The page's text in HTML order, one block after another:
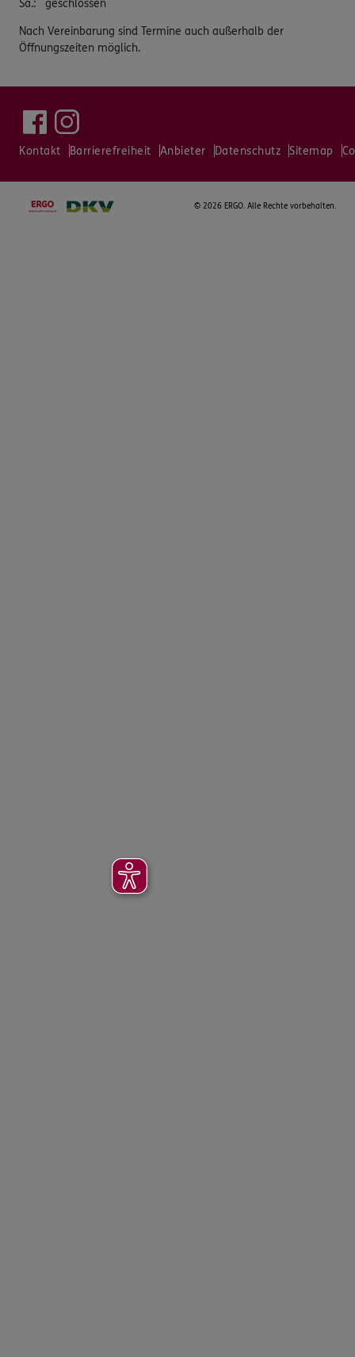
Sa.: geschlossen
Nach Vereinbarung sind Termine auch außerhalb der
Öffnungszeiten möglich.
Kontakt Barrierefreiheit Anbieter Datenschutz Sitemap
© 2026 ERGO. Alle Rechte vorbehalten.